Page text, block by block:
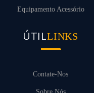
Equipamento Acessório
ÚTILLINKS
Contate-Nos